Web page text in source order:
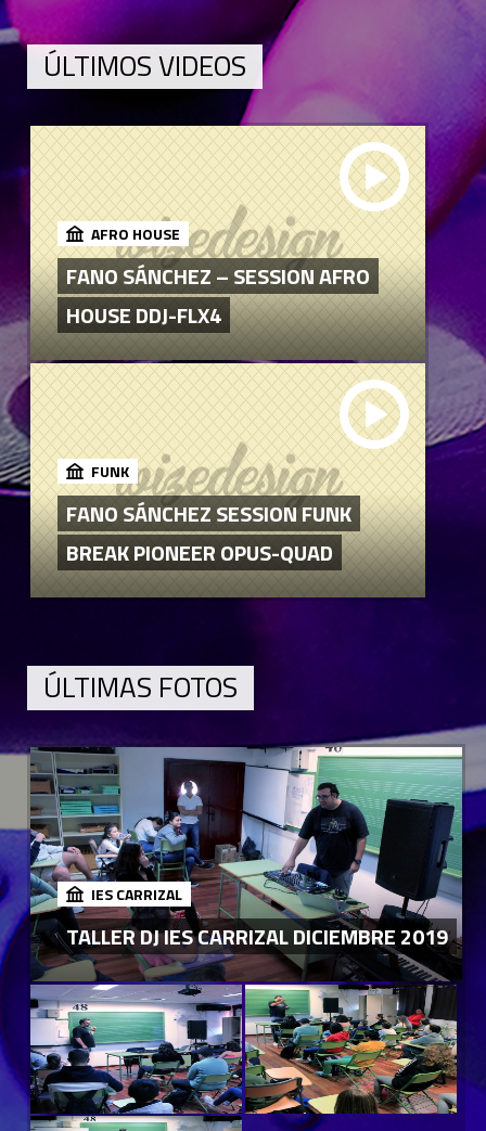
ÚLTIMOS VIDEOS
AFRO HOUSE
FANO SÁNCHEZ – SESSION AFRO
HOUSE DDJ-FLX4
FUNK
FANO SÁNCHEZ SESSION FUNK
BREAK PIONEER OPUS-QUAD
ÚLTIMAS FOTOS
IES CARRIZAL
TALLER DJ IES CARRIZAL DICIEMBRE 2019